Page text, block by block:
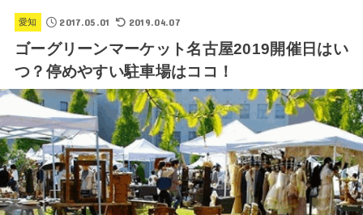
愛知 2017.05.01 2019.04.07
ゴーグリーンマーケット名古屋2019開催日はい
つ？停めやすい駐車場はココ！